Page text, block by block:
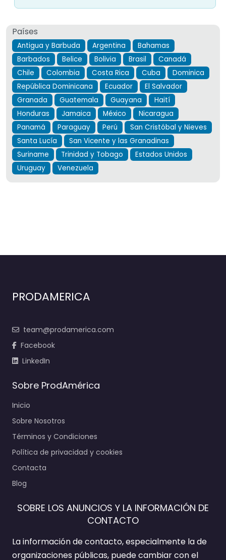
Países
Antigua y Barbuda Argentina
Bahamas
Barbados
Belice Bolivia Brasil
Canadá
Chile
Colombia Costa Rica Cuba
Dominica
República Dominicana
Ecuador
El Salvador
Granada
Guatemala Guayana
Haití
Honduras
Jamaica México
Nicaragua
Panamá
Paraguay Perú
San Cristóbal y Nieves
Santa Lucía
San Vicente y las Granadinas
Suriname
Trinidad y Tobago
Estados Unidos
Uruguay
Venezuela
PRODAMERICA
team@prodamerica.com
Facebook
LinkedIn
Sobre ProdAmérica
Inicio
Sobre Nosotros
Términos y Condiciones
Política de privacidad y cookies
Contacta
Blog
SOBRE LOS ANUNCIOS Y LA INFORMACIÓN DE
CONTACTO
La información de contacto, especialmente la de
organizaciones públicas, puede cambiar con el